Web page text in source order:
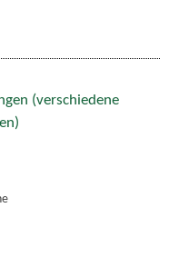
(verschiedene